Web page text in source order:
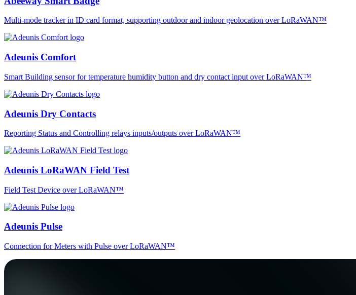
Multi-mode tracker in ID card format, supporting outdoor and indoor geolocation over LoRaWAN™
Adeunis Comfort
Smart Building sensor for temperature humidity button and dry contact input over LoRaWAN™
Adeunis Dry Contacts
Reporting Status and Controlling relays inputs/outputs over LoRaWAN™
Adeunis LoRaWAN Field Test
Field Test Device over LoRaWAN™
Adeunis Pulse
Connection for Meters with Pulse over LoRaWAN™